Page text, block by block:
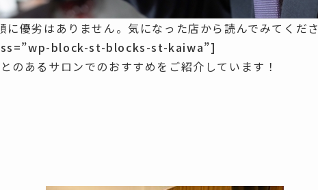
に優劣はありません。気になった店から読んでみてくだ
block-st-blocks-st-kaiwa”]
のあるサロンでのおすすめをご紹介しています！